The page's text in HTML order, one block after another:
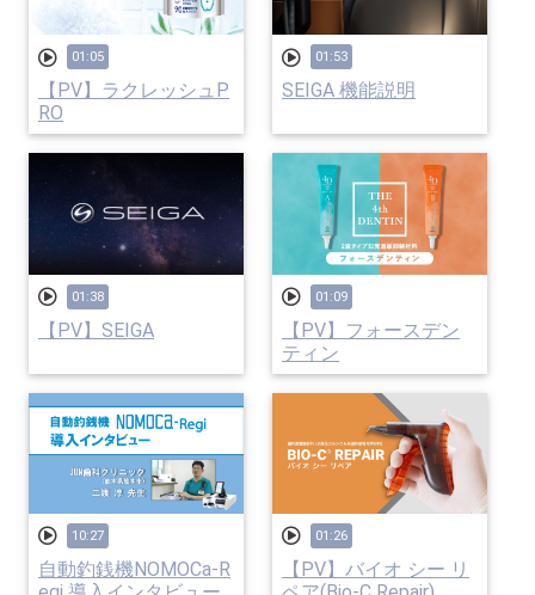
01:05
【PV】ラクレッシュP
RO
01:53
SEIGA 機能説明
01:38
【PV】SEIGA
01:09
【PV】フォースデン
ティン
10:27
自動釣銭機NOMOCa-R
01:26
【PV】バイオ シー リ